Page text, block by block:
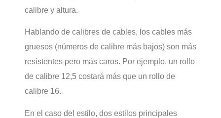
calibre y altura.
Hablando de calibres de cables, los cables más
gruesos (números de calibre más bajos) son más
resistentes pero más caros. Por ejemplo, un rollo
de calibre 12,5 costará más que un rollo de
calibre 16.
En el caso del estilo, dos estilos principales